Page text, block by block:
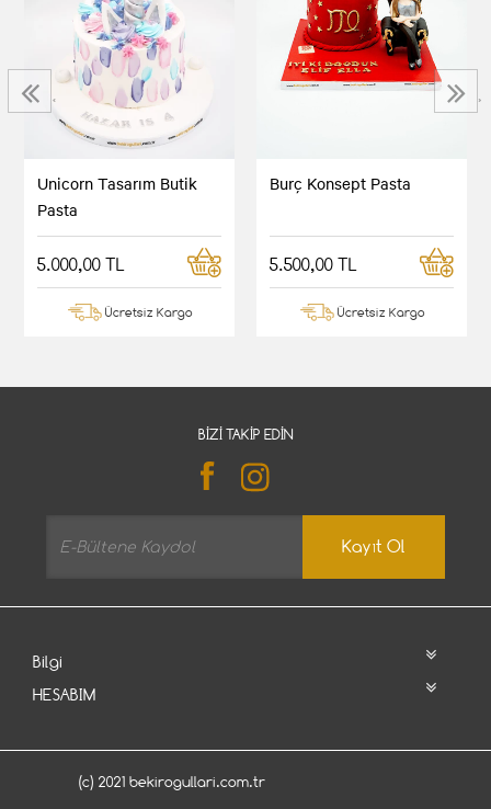
Unicorn Tasarım Butik
Pasta
5.000,00 TL
Ücretsiz Kargo
Burç Konsept Pasta
5.500,00 TL
Ücretsiz Kargo
‹ ›
BIZI TAKIP EDIN
Kayıt Ol
Bilgi
HESABIM
(c) 2021 bekirogullari.com.tr